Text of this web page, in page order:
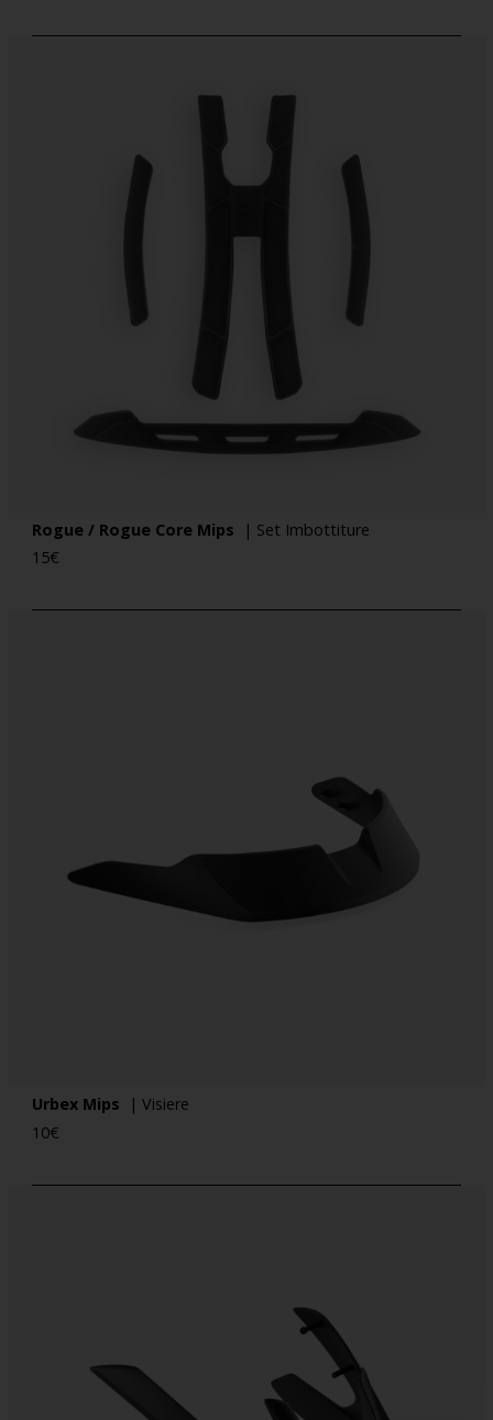
Rogue / Rogue Core Mips
| Set Imbottiture
15€
Urbex Mips
| Visiere
10€